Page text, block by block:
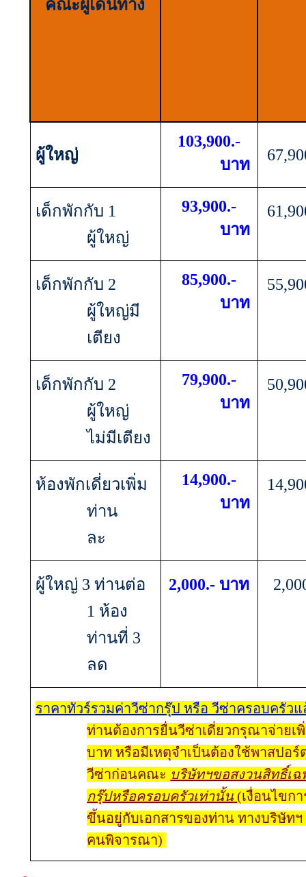
คณะผู้เดินทาง
ผู้ใหญ่
103,900.-
บาท
เด็กพักกับ 1
ผู้ใหญ่
93,900.-
บาท
เด็กพักกับ 2
ผู้ใหญ่มี
เตียง
85,900.-
บาท
เด็กพักกับ 2
ผู้ใหญ่
ไม่มีเตียง
79,900.-
บาท
ห้องพักเดี่ยวเพิ่ม
ท่าน
ละ
14,900.-
บาท
ผู้ใหญ่ 3 ท่านต่อ
1 ห้อง
ท่านที่ 3
ลด
2,000.- บาท
ราคาทัวร์รวมค่าวีซ่ากรุ๊ป หรือ วีซ่าครอบครัว
ท่านต้องการยื่นวีซ่าเดี่ยวกรุณาจ่ายเ
บาท หรือมีเหตุจำเป็นต้องใช้พาสปอร์
วีซ่าก่อนคณะ บริษัทฯขอสงวนสิทธิ์เฉ
กรุ๊ปหรือครอบครัวเท่านั้น (เงื่อนไขก
ขึ้นอยู่กับเอกสารของท่าน ทางบริษัทฯ
คนพิจารณา)